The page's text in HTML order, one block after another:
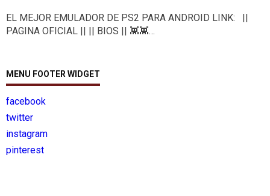
EL MEJOR EMULADOR DE PS2 PARA ANDROID LINK: ||
PAGINA OFICIAL || || BIOS || 👾👾…
MENU FOOTER WIDGET
facebook
twitter
instagram
pinterest